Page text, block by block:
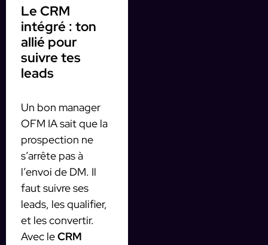
Le CRM
intégré : ton
allié pour
suivre tes
leads
Un bon manager
OFM IA sait que la
prospection ne
s’arrête pas à
l’envoi de DM. Il
faut suivre ses
leads, les qualifier,
et les convertir.
Avec leCRM